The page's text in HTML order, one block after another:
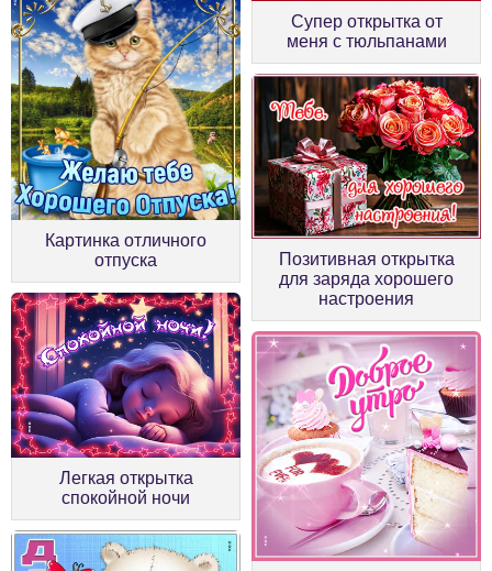
Супер открытка от
меня с тюльпанами
Картинка отличного
отпуска
Позитивная открытка
для заряда хорошего
настроения
Легкая открытка
спокойной ночи